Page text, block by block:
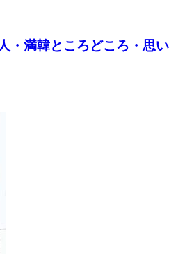
・満韓ところどころ・思い